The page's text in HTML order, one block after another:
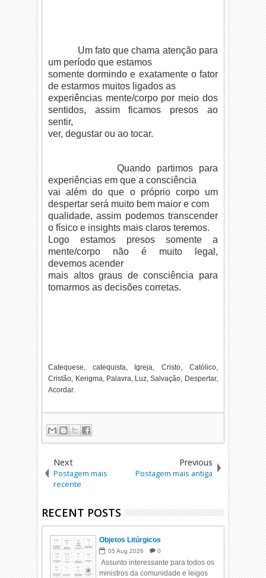
Um fato que chama atenção para
um período que estamos
somente dormindo e exatamente o fator
de estarmos muitos ligados as
experiências mente/corpo por meio dos
sentidos, assim ficamos presos ao
sentir,
ver, degustar ou ao tocar.
Quando partimos para
experiências em que a consciência
vai além do que o próprio corpo um
despertar será muito bem maior e com
qualidade, assim podemos transcender
o físico e insights mais claros teremos.
Logo estamos presos somente a
mente/corpo não é muito legal,
devemos acender
mais altos graus de consciência para
tomarmos as decisões corretas.
Catequese, catequista, Igreja, Cristo, Católico,
Cristão, Kerigma, Palavra, Luz, Salvação, Despertar,
Acordar.
Next
Postagem mais
recente
Previous
Postagem mais antiga
RECENT POSTS
Objetos Litúrgicos
05 Aug 2026 0
Assunto interessante para todos os
ministros da comunidade e leigos